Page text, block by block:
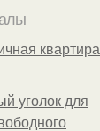
квартира
уголок для